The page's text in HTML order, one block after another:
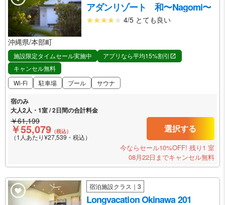
アダンリゾート 和〜Nagomi〜
4/5 とても良い
沖縄県/本部町
施設限定タイムセール実施中
アプリなら平均15%割引
キャンセル無料
Wi-Fi
駐車場 プール サウナ
宿のみ
大人2人・1室 / 2日間の合計料金
￥61,199
￥55,079 （税込）
（1人あたり¥27,539・税込）
選択する
今ならセール10%OFF! 残り1 室
08月22日までキャンセル無料
宿泊施設クラス｜3
Longvacation Okinawa 201